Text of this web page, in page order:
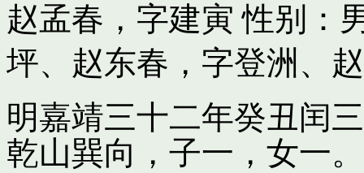
赵孟春，字建寅 性别：
坪、 赵东春，字登洲 、
明嘉靖三十二年癸丑闰
乾山巽向，子一，女一。